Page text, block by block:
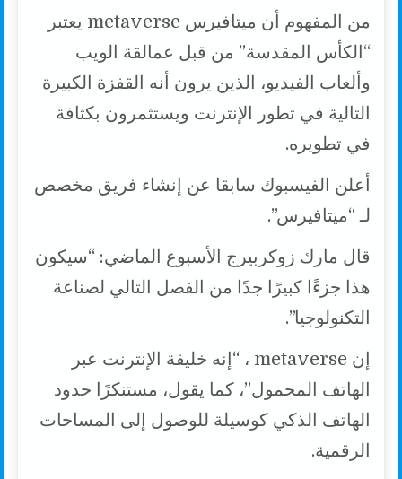
من المفهوم أن ميتافيرس metaverse يعتبر
“الكأس المقدسة” من قبل عمالقة الويب
وألعاب الفيديو، الذين يرون أنه القفزة الكبيرة
التالية في تطور الإنترنت ويستثمرون بكثافة
في تطويره.
أعلن الفيسبوك سابقا عن إنشاء فريق مخصص
لـ “ميتافيرس”.
قال مارك زوكربيرج الأسبوع الماضي: “سيكون
هذا جزءًا كبيرًا جدًا من الفصل التالي لصناعة
التكنولوجيا”.
إن metaverse ، “إنه خليفة الإنترنت عبر
الهاتف المحمول”، كما يقول، مستنكرًا حدود
الهاتف الذكي كوسيلة للوصول إلى المساحات
الرقمية.